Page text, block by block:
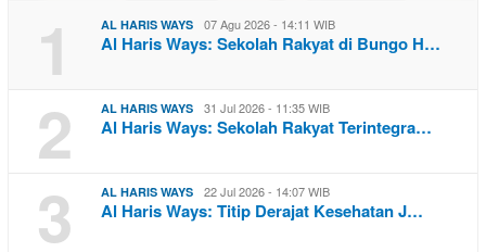
1 AL HARIS WAYS 07 Agu 2026 - 14:11 WIB
Al Haris Ways: Sekolah Rakyat di Bungo H…
2 AL HARIS WAYS 31 Jul 2026 - 11:35 WIB
Al Haris Ways: Sekolah Rakyat Terintegra…
3 AL HARIS WAYS 22 Jul 2026 - 14:07 WIB
Al Haris Ways: Titip Derajat Kesehatan J…